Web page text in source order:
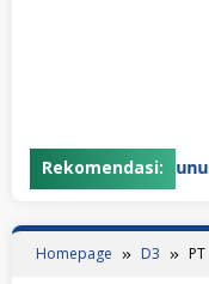
Rekomendasi:
PT
Homepage D3